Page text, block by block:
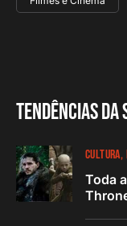
Tendências da
CULTURA
Toda